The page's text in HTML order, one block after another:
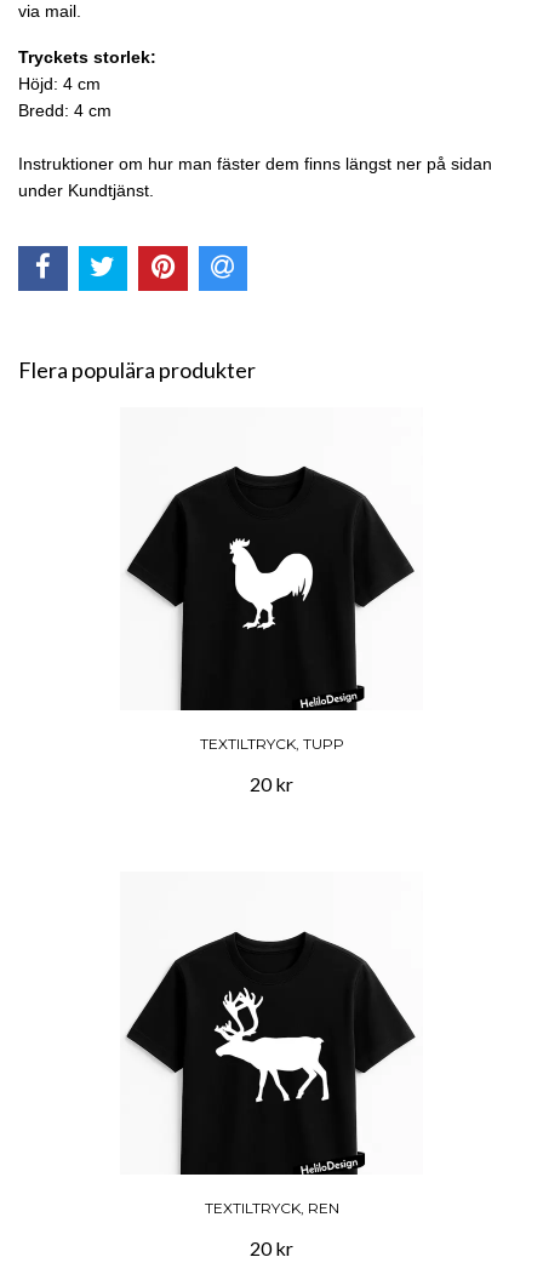
via mail.
Tryckets storlek:
Höjd: 4 cm
Bredd: 4 cm
Instruktioner om hur man fäster dem finns längst ner på sidan
under Kundtjänst.
Flera populära produkter
TEXTILTRYCK, TUPP
20 kr
TEXTILTRYCK, REN
20 kr